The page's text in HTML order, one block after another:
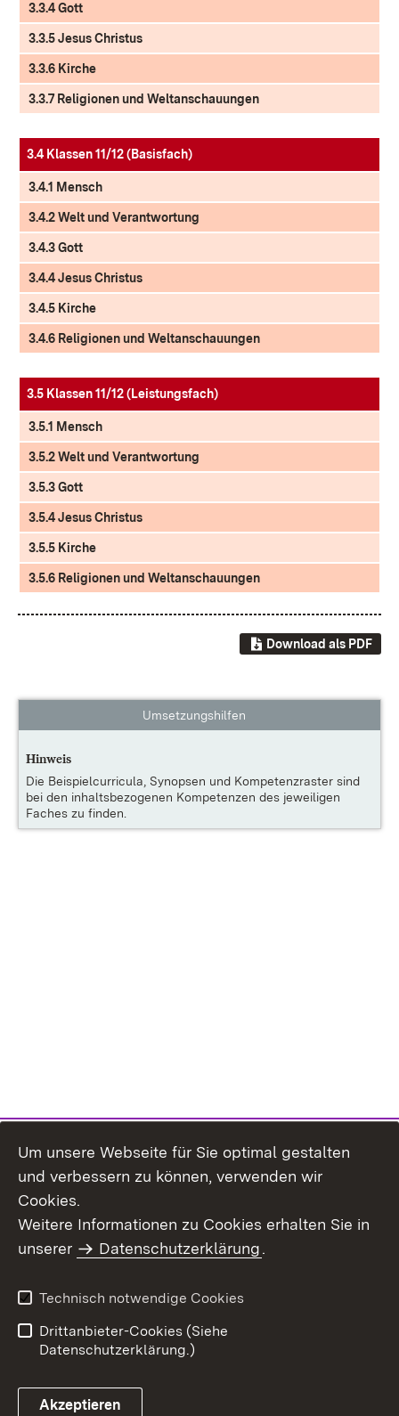
3.3.4 Gott
3.3.5 Jesus Christus
3.3.6 Kirche
3.3.7 Religionen und Weltanschauungen
3.4 Klassen 11/12 (Basisfach)
3.4.1 Mensch
3.4.2 Welt und Verantwortung
3.4.3 Gott
3.4.4 Jesus Christus
3.4.5 Kirche
3.4.6 Religionen und Weltanschauungen
3.5 Klassen 11/12 (Leistungsfach)
3.5.1 Mensch
3.5.2 Welt und Verantwortung
3.5.3 Gott
3.5.4 Jesus Christus
3.5.5 Kirche
3.5.6 Religionen und Weltanschauungen
Download als PDF
Umsetzungshilfen
Hinweis
Die Beispielcurricula, Synopsen und Kompetenzraster sind
bei den inhaltsbezogenen Kompetenzen des jeweiligen
Faches zu finden.
Um unsere Webseite für Sie optimal gestalten
und verbessern zu können, verwenden wir
Cookies.
Weitere Informationen zu Cookies erhalten Sie in
unserer
Datenschutzerklärung.
Technisch notwendige Cookies
Drittanbieter-Cookies (Siehe
Datenschutzerklärung.)
Akzeptieren